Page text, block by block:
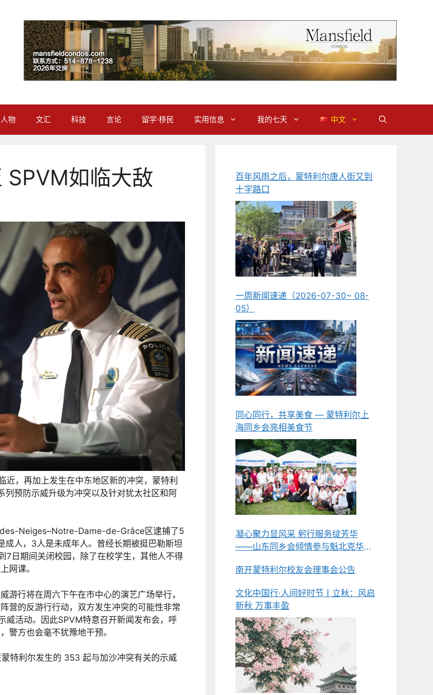
人物 文汇 科技 言论 留学·移民 实用信息 我的七天 中文
SPVM如临大敌
，再加上发生在中东地区新的冲突，蒙特利
列预防示威升级为冲突以及针对犹太社区和阿
Neiges–Notre-Dame-de-Grâce区逮捕了5
人，3人是未成年人。曾经长期被挺巴勒斯坦
7日期间关闭校园，除了在校学生，其他人不得
网课。
游行将在周六下午在市中心的演艺广场举行，
营的反游行行动，双方发生冲突的可能性非常
威活动。因此SPVM特意召开新闻发布会，呼
警方也会毫不犹豫地干预。
特利尔发生的 353 起与加沙冲突有关的示威
百年风雨之后，蒙特利尔唐人街又到
十字路口
一周新闻速递（2026-07-30~ 08-
05）
同心同行，共享美食 — 蒙特利尔上
海同乡会亮相美食节
凝心聚力显风采 躬行服务绽芳华
——山东同乡会倾情参与魁北克华人
南开蒙特利尔校友会理事会公告
文化中国行·人间好时节丨立秋：风启
新秋 万事丰盈